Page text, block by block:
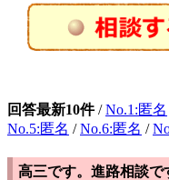
回答最新10件/No.1:匿名
No.5:匿名 /No.6:匿名 /
高三です。進路相談